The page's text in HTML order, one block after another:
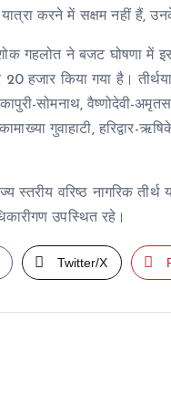
करने में सक्षम नहीं हैं,
गहलोत ने बजट घोषणा में
हजार किया गया है।
सोमनाथ, वैष्णोदेवी-
गुवाहाटी, हरिद्वार-
वरिष्ठ नागरिक तीर्थ
उपस्थित रहे।
Twitter/X